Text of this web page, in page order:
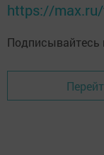
https://
Подписывайтесь